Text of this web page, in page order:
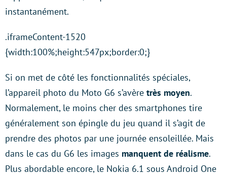
instantanément.
.iframeContent-1520
{width:100%;height:547px;border:0;}
Si on met de côté les fonctionnalités spéciales,
l’appareil photo du Moto G6 s’avère très moyen.
Normalement, le moins cher des smartphones tire
généralement son épingle du jeu quand il s’agit de
prendre des photos par une journée ensoleillée. Mais
dans le cas du G6 les images manquent de réalisme.
Plus abordable encore, le Nokia 6.1 sous Android One